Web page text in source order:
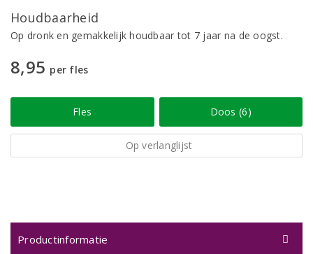
Houdbaarheid
Op dronk en gemakkelijk houdbaar tot 7 jaar na de oogst.
8,95 per fles
Fles Doos (6)
Op verlanglijst
Productinformatie